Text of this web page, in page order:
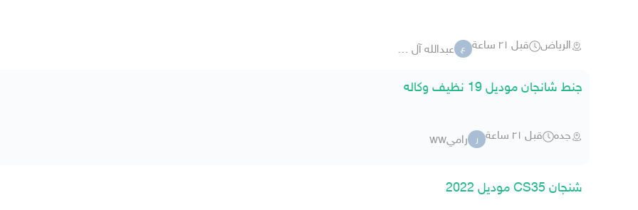
الرياض قبل ٢١ ساعة ع عبدالله آل حمزه
جنط شانجان موديل 19 نظيف وكاله
جده قبل ٢١ ساعة ر راميww
شنجان CS35 موديل 2022